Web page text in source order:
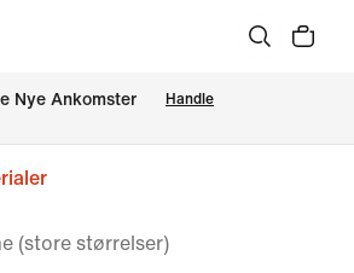
Nye Ankomster Handle
(store størrelser)